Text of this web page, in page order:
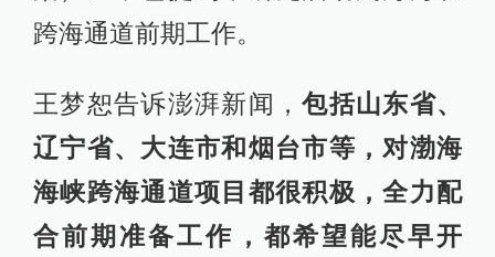
跨海通道前期工作。
王梦恕告诉澎湃新闻，包括山东省、
辽宁省、大连市和烟台市等，对渤海
海峡跨海通道项目都很积极，全力配
合前期准备工作，都希望能尽早开